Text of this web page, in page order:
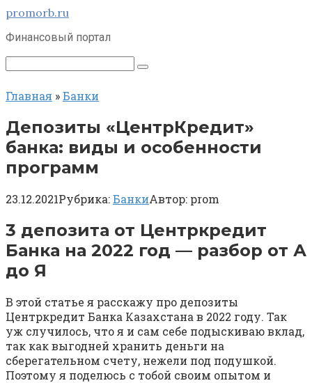
Перейти
контенту
promorb.ru
Финансовый портал
Поиск:
Главная »Банки
Депозиты «ЦентрКредит»
банка: виды и особенности
программ
23.12.2021Рубрика:БанкиАвтор: prom
3 депозита от Центркредит
Банка на 2022 год — разбор от А
до Я
В этой статье я расскажу про депозиты
Центркредит Банка Казахстана в 2022 году. Так
уж случилось, что я и сам себе подыскиваю вклад,
так как выгодней хранить деньги на
сберегательном счету, нежели под подушкой.
Поэтому я поделюсь с тобой своим опытом и